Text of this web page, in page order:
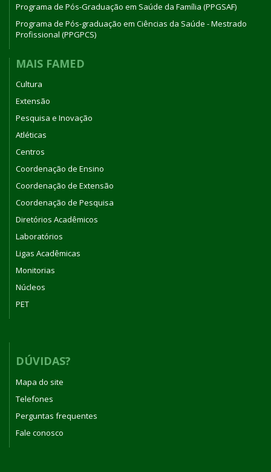
Programa de Pós-Graduação em Saúde da Família (PPGSAF)
Programa de Pós-graduação em Ciências da Saúde - Mestrado
Profissional (PPGPCS)
MAIS FAMED
Cultura
Extensão
Pesquisa e Inovação
Atléticas
Centros
Coordenação de Ensino
Coordenação de Extensão
Coordenação de Pesquisa
Diretórios Acadêmicos
Laboratórios
Ligas Acadêmicas
Monitorias
Núcleos
PET
DÚVIDAS?
Mapa do site
Telefones
Perguntas frequentes
Fale conosco